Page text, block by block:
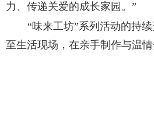
力、传递关爱的成长家园。”
“味来工坊”系列活动的持
至生活现场，在亲手制作与温